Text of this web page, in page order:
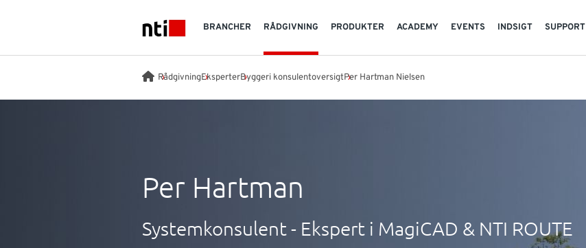
NTI logo
BRANCHER RÅDGIVNING PRODUKTER ACADEMY EVENTS INDSIGT SUPPORT
RådgivningEksperterByggeri konsulentoversigtPer Hartman Nielsen
Per Hartman
Systemkonsulent - Ekspert i MagiCAD & NTI ROUTE